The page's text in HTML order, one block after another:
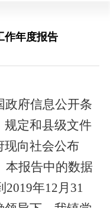
作年度报告
政府信息公开条
规定和县级文件
现向社会公布
本报告中的数据
2019年12月31